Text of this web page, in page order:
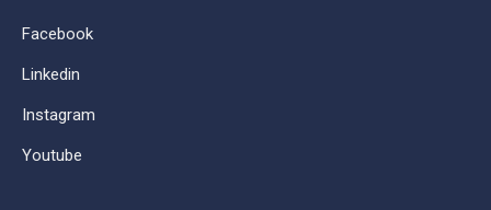
Facebook
Linkedin
Instagram
Youtube